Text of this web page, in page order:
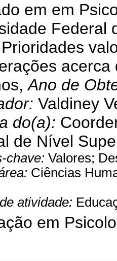
em em
Federal
Prioridades
Ano de
Valdiney
do(a):
de Nível
chave: Valores;
Ciências
atividade:
em